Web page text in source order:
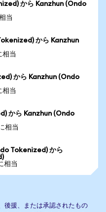
から Kanzhun (Ondo
当
から Kanzhun
相当
から Kanzhun (Ondo
相当
から Kanzhun (Ondo
相当
Tokenized) から
相当
後援、または承認されたもの